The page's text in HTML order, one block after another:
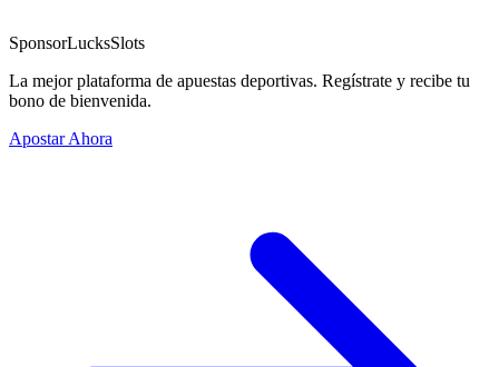
SponsorLucksSlots
La mejor plataforma de apuestas deportivas. Regístrate y recibe tu
bono de bienvenida.
Apostar Ahora